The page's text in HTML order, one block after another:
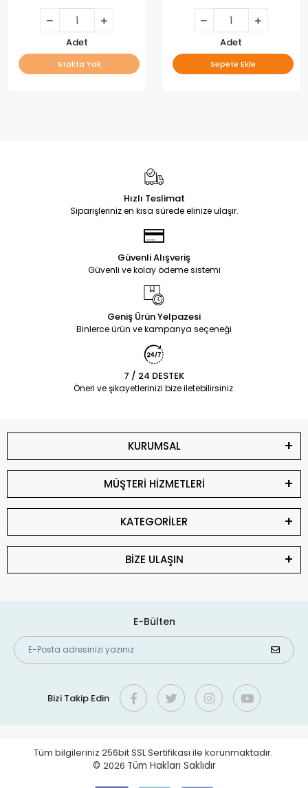
Adet
Stokta Yok
JL.D58051330-006AS-M_V01
, MS-L3006 V2 CX580DLEDM
Adet
Sepete Ekle
Hızlı Teslimat
Siparişleriniz en kısa sürede elinize ulaşır.
Güvenli Alışveriş
Güvenli ve kolay ödeme sistemi
Geniş Ürün Yelpazesi
Binlerce ürün ve kampanya seçeneği
7 / 24 DESTEK
Öneri ve şikayetlerinizi bize iletebilirsiniz.
KURUMSAL
MÜŞTERİ HİZMETLERİ
KATEGORİLER
BİZE ULAŞIN
E-Bülten
Bizi Takip Edin
Tüm bilgileriniz 256bit SSL Sertifikası ile korunmaktadır.
© 2026 Tüm Hakları Saklıdır